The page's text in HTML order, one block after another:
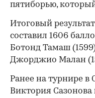
пятиборью,
Итоговый
составил 1606
Ботонд Тамаш
Джорджио Малан
Ранее на турнире в
Виктория